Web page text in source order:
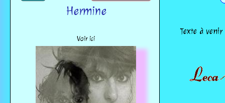
Hermine
Voir ici
Texte à venir